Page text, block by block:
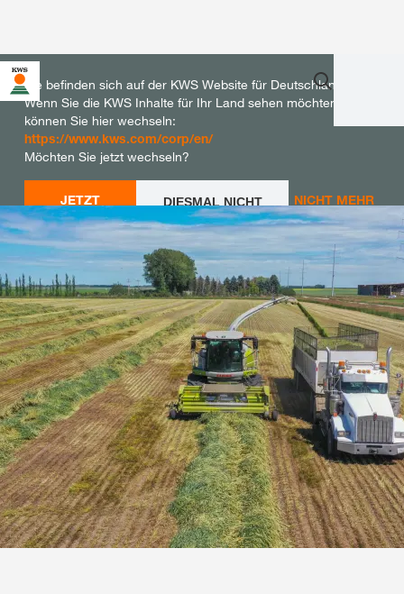
Sie befinden sich auf der KWS Website für Deutschland.
Wenn Sie die KWS Inhalte für Ihr Land sehen möchten,
können Sie hier wechseln:
https://www.kws.com/corp/en/
Möchten Sie jetzt wechseln?
JETZT
WECHSELN
DIESMAL NICHT
WECHSELN
NICHT MEHR
FRAGEN